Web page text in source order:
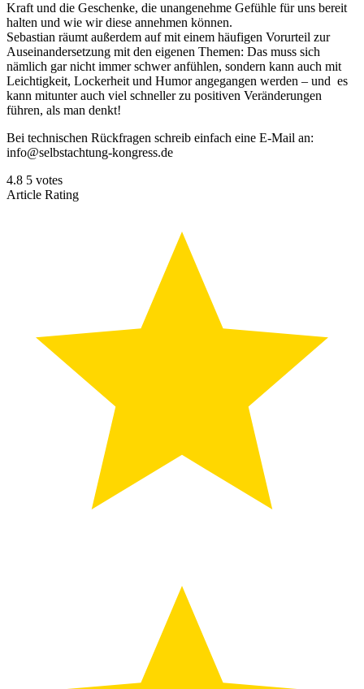
Kraft und die Geschenke, die unangenehme Gefühle für uns bereit
halten und wie wir diese annehmen können.
Sebastian räumt außerdem auf mit einem häufigen Vorurteil zur
Auseinandersetzung mit den eigenen Themen: Das muss sich
nämlich gar nicht immer schwer anfühlen, sondern kann auch mit
Leichtigkeit, Lockerheit und Humor angegangen werden – und es
kann mitunter auch viel schneller zu positiven Veränderungen
führen, als man denkt!
Bei technischen Rückfragen schreib einfach eine E-Mail an:
info@selbstachtung-kongress.de
4.8 5 votes
Article Rating